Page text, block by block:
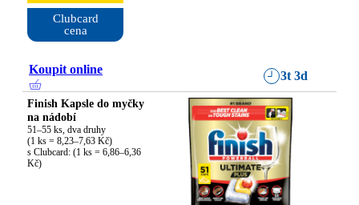
Clubcard
cena
Koupit online 3t 3d
Finish Kapsle do myčky
na nádobí
51–55 ks, dva druhy
(1 ks = 8,23–7,63 Kč)
s Clubcard: (1 ks = 6,86–6,36
Kč)